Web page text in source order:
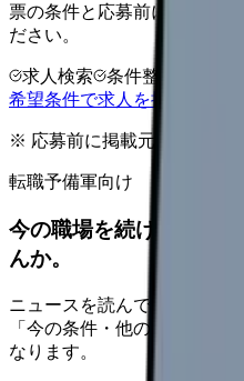
票の条件と応募前に確認し
ださい。
求人検索 条件整理
希望条件で求人を探す
※ 応募前に掲載元の最新情
転職予備軍向け
今の職場を続けるか、
んか。
ニュースを読んで不安が強
「今の条件・他の選択肢・
なります。